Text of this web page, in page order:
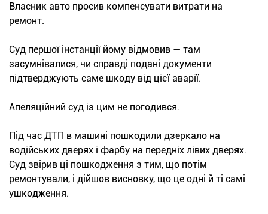
Власник авто просив компенсувати витрати на
ремонт.
Суд першої інстанції йому відмовив — там
засумнівалися, чи справді подані документи
підтверджують саме шкоду від цієї аварії.
Апеляційний суд із цим не погодився.
Під час ДТП в машині пошкодили дзеркало на
водійських дверях і фарбу на передніх лівих дверях.
Суд звірив ці пошкодження з тим, що потім
ремонтували, і дійшов висновку, що це одні й ті самі
ушкодження.